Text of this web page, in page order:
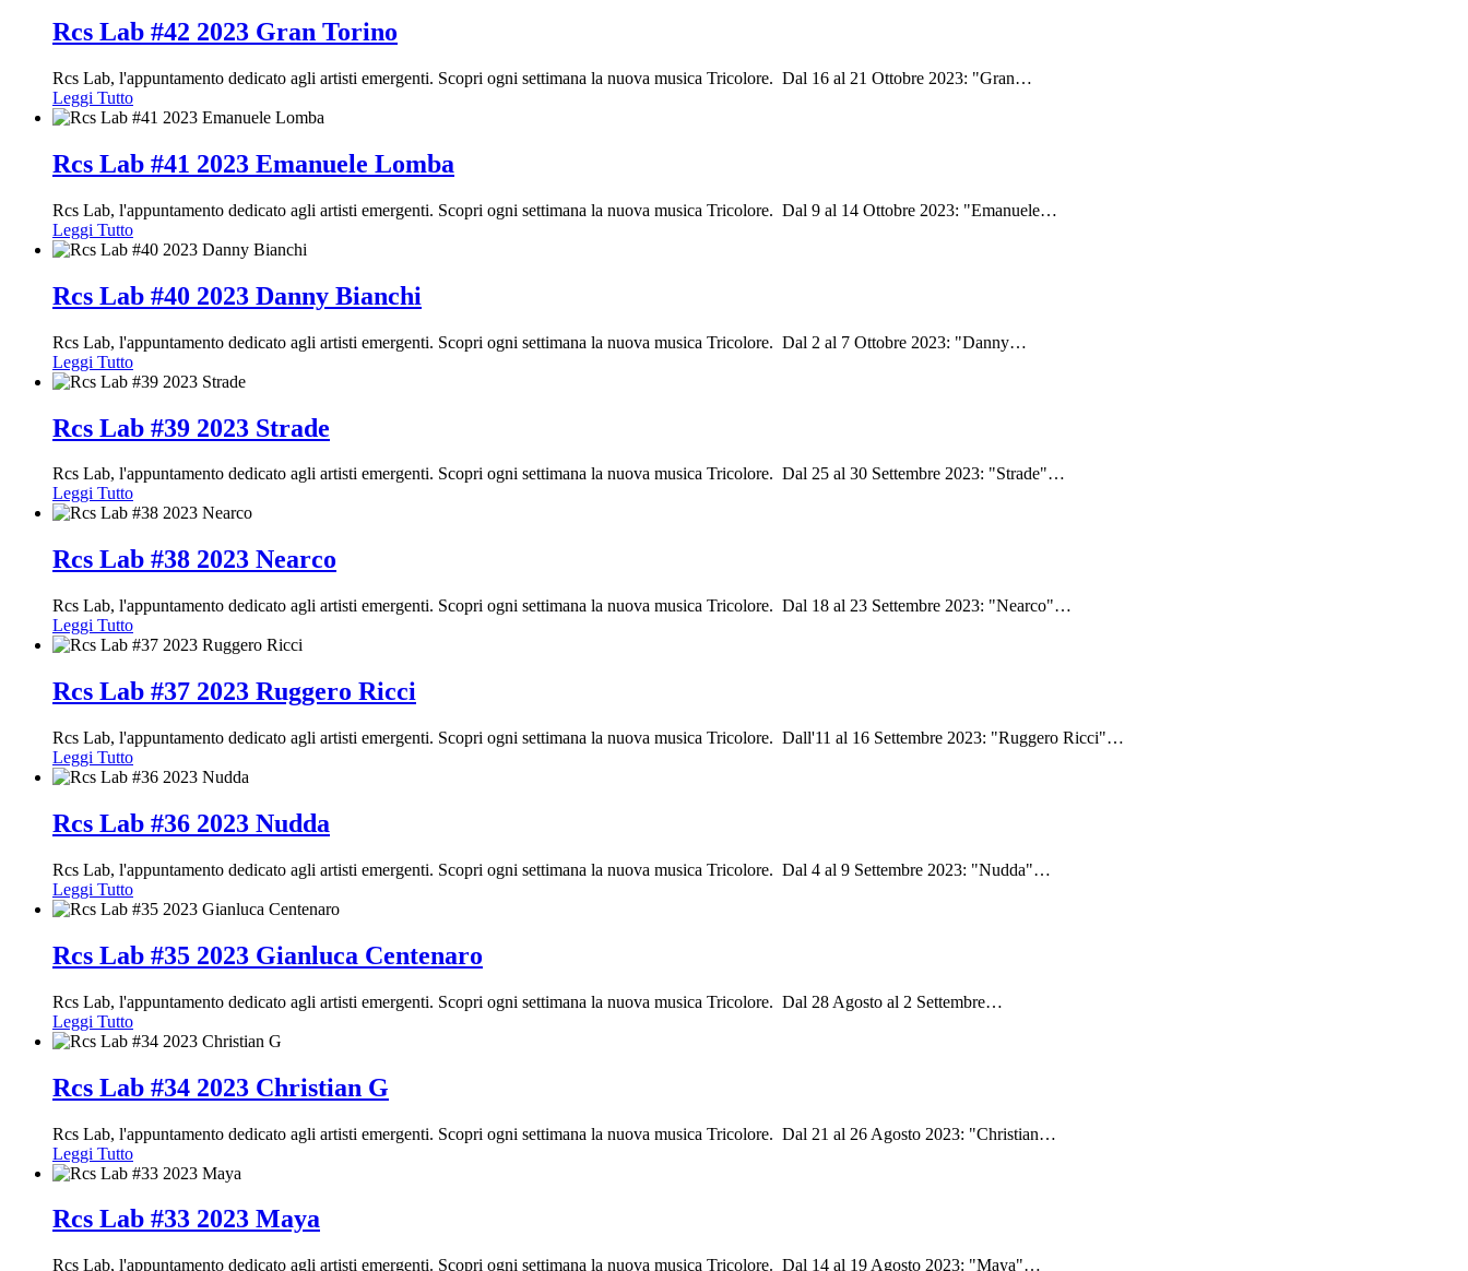
Rcs Lab #42 2023 Gran Torino
Rcs Lab, l'appuntamento dedicato agli artisti emergenti. Scopri ogni settimana la nuova musica Tricolore. Dal 16 al 21 Ottobre 2023: "Gran…
Leggi Tutto
Rcs Lab #41 2023 Emanuele Lomba
Rcs Lab, l'appuntamento dedicato agli artisti emergenti. Scopri ogni settimana la nuova musica Tricolore. Dal 9 al 14 Ottobre 2023: "Emanuele…
Leggi Tutto
Rcs Lab #40 2023 Danny Bianchi
Rcs Lab, l'appuntamento dedicato agli artisti emergenti. Scopri ogni settimana la nuova musica Tricolore. Dal 2 al 7 Ottobre 2023: "Danny…
Leggi Tutto
Rcs Lab #39 2023 Strade
Rcs Lab, l'appuntamento dedicato agli artisti emergenti. Scopri ogni settimana la nuova musica Tricolore. Dal 25 al 30 Settembre 2023: "Strade"…
Leggi Tutto
Rcs Lab #38 2023 Nearco
Rcs Lab, l'appuntamento dedicato agli artisti emergenti. Scopri ogni settimana la nuova musica Tricolore. Dal 18 al 23 Settembre 2023: "Nearco"…
Leggi Tutto
Rcs Lab #37 2023 Ruggero Ricci
Rcs Lab, l'appuntamento dedicato agli artisti emergenti. Scopri ogni settimana la nuova musica Tricolore. Dall'11 al 16 Settembre 2023: "Ruggero Ricci"…
Leggi Tutto
Rcs Lab #36 2023 Nudda
Rcs Lab, l'appuntamento dedicato agli artisti emergenti. Scopri ogni settimana la nuova musica Tricolore. Dal 4 al 9 Settembre 2023: "Nudda"…
Leggi Tutto
Rcs Lab #35 2023 Gianluca Centenaro
Rcs Lab, l'appuntamento dedicato agli artisti emergenti. Scopri ogni settimana la nuova musica Tricolore. Dal 28 Agosto al 2 Settembre…
Leggi Tutto
Rcs Lab #34 2023 Christian G
Rcs Lab, l'appuntamento dedicato agli artisti emergenti. Scopri ogni settimana la nuova musica Tricolore. Dal 21 al 26 Agosto 2023: "Christian…
Leggi Tutto
Rcs Lab #33 2023 Maya
Rcs Lab, l'appuntamento dedicato agli artisti emergenti. Scopri ogni settimana la nuova musica Tricolore. Dal 14 al 19 Agosto 2023: "Maya"…